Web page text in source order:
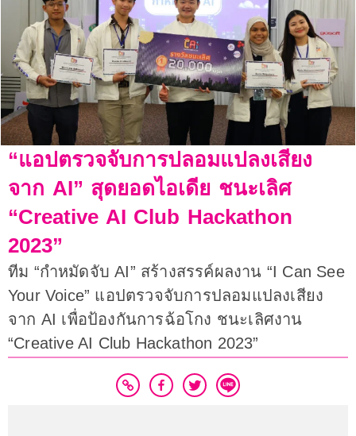
“แอปตรวจจับการปลอมแปลงเสียง
จาก AI” สุดยอดไอเดีย ชนะเลิศ
“Creative AI Club Hackathon
2023”
ทีม “กำหมัดจับ AI” สร้างสรรค์ผลงาน “I Can See
Your Voice” แอปตรวจจับการปลอมแปลงเสียง
จาก AI เพื่อป้องกันการฉ้อโกง ชนะเลิศงาน
“Creative AI Club Hackathon 2023”